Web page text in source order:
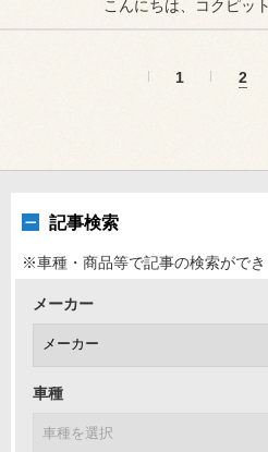
1 2
記事検索
※車種・商品等で記事の検索ができ
メーカー
車種